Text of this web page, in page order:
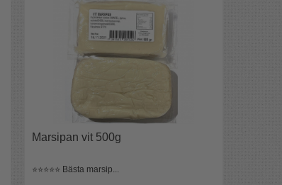
Marsipan vit 500g
⭐️⭐️⭐️⭐️⭐️ Bästa marsip...